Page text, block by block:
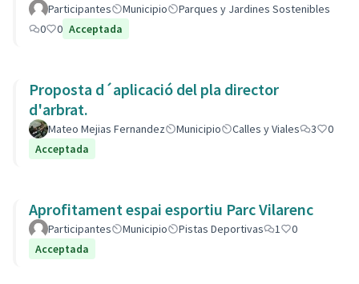
Participantes Municipio
Parques y Jardines Sostenibles
0
0 Acceptada
Proposta d´aplicació del pla director
d'arbrat.
Mateo Mejias Fernandez Municipio Calles y Viales 3
0
Acceptada
Aprofitament espai esportiu Parc Vilarenc
Participantes Municipio Pistas Deportivas 1
0
Acceptada